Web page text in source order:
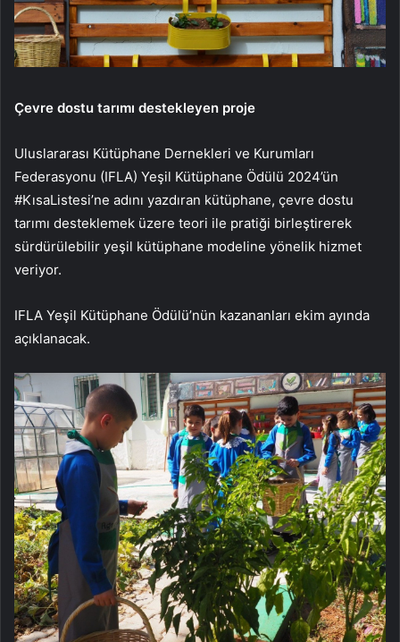
Çevre dostu tarımı destekleyen proje
Uluslararası Kütüphane Dernekleri ve Kurumları
Federasyonu (IFLA) Yeşil Kütüphane Ödülü 2024’ün
#KısaListesi’ne adını yazdıran kütüphane, çevre dostu
tarımı desteklemek üzere teori ile pratiği birleştirerek
sürdürülebilir yeşil kütüphane modeline yönelik hizmet
veriyor.
IFLA Yeşil Kütüphane Ödülü’nün kazananları ekim ayında
açıklanacak.